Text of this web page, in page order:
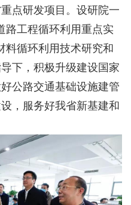
点研发项目。设研院一
路工程循环利用重点实
料循环利用技术研究和
下，积极升级建设国家
公路交通基础设施建管
，服务好我省新基建和